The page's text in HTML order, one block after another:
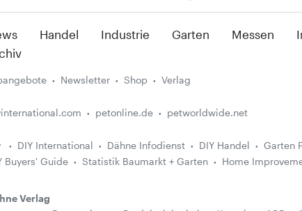
Handel Industrie Garten Messen
Newsletter Shop Verlag
petonline.de petworldwide.net
DIY International Dähne Infodienst DIY Handel Garten
Buyers' Guide
Statistik Baumarkt + Garten Home
Verlag